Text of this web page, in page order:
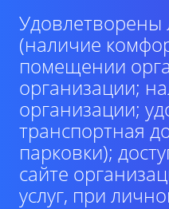
Удовлетворены
(наличие
помещении
организации;
организации;
транспортная
парковки);
сайте
услуг, при